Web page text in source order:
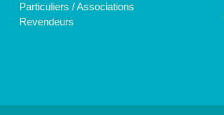
Particuliers / Associations
Revendeurs